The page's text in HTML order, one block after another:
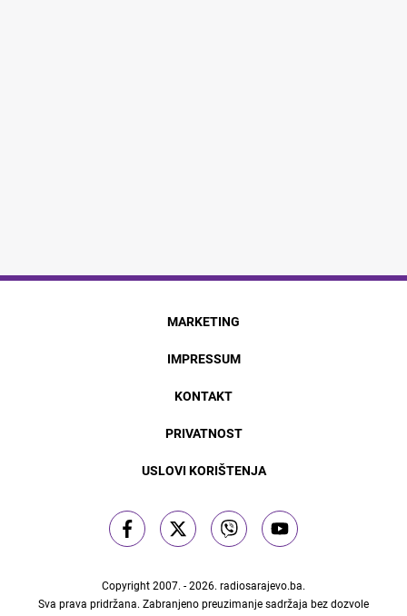
MARKETING
IMPRESSUM
KONTAKT
PRIVATNOST
USLOVI KORIŠTENJA
Copyright 2007. - 2026. radiosarajevo.ba.
Sva prava pridržana. Zabranjeno preuzimanje sadržaja bez dozvole